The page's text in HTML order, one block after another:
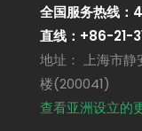
全国服务热线：
直线：+86-21-
地址： 上海市静
楼(200041)
查看亚洲设立的